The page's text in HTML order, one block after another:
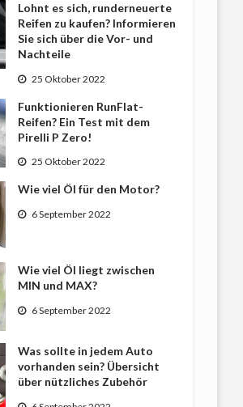
Lohnt es sich, runderneuerte
Reifen zu kaufen? Informieren
Sie sich über die Vor- und
Nachteile
25 Oktober 2022
Funktionieren RunFlat-
Reifen? Ein Test mit dem
Pirelli P Zero!
25 Oktober 2022
Wie viel Öl für den Motor?
6 September 2022
Wie viel Öl liegt zwischen
MIN und MAX?
6 September 2022
Was sollte in jedem Auto
vorhanden sein? Übersicht
über nützliches Zubehör